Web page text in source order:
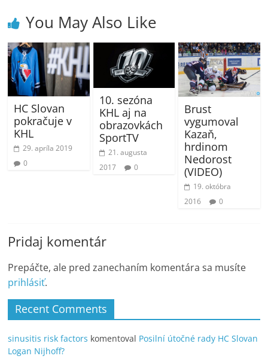
You May Also Like
HC Slovan
pokračuje v
KHL
29. apríla 2019
0
10. sezóna
KHL aj na
obrazovkách
SportTV
21. augusta
2017
0
Brust
vygumoval
Kazaň,
hrdinom
Nedorost
(VIDEO)
19. októbra
2016
0
Pridaj komentár
Prepáčte, ale pred zanechaním komentára sa musíte
prihlásiť.
Recent Comments
sinusitis risk factors komentoval Posilní útočné rady HC Slovan
Logan Nijhoff?